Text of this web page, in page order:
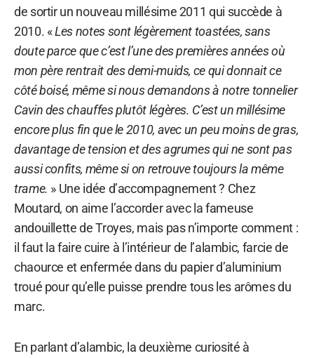
de sortir un nouveau millésime 2011 qui succède à
2010. «Les notes sont légèrement toastées, sans
doute parce que c’est l’une des premières années où
mon père rentrait des demi-muids, ce qui donnait ce
côté boisé, même si nous demandons à notre tonnelier
Cavin des chauffes plutôt légères. C’est un millésime
encore plus fin que le 2010, avec un peu moins de gras,
davantage de tension et des agrumes qui ne sont pas
aussi confits, même si on retrouve toujours la même
trame. » Une idée d’accompagnement ? Chez
Moutard, on aime l’accorder avec la fameuse
andouillette de Troyes, mais pas n’importe comment :
il faut la faire cuire à l’intérieur de l’alambic, farcie de
chaource et enfermée dans du papier d’aluminium
troué pour qu’elle puisse prendre tous les arômes du
marc.
En parlant d’alambic, la deuxième curiosité à